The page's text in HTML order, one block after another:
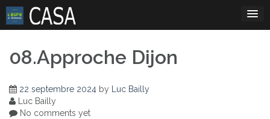
Skip
content
08.Approche Dijon
22 septembre 2024 by Luc Bailly
Luc Bailly
No comments yet